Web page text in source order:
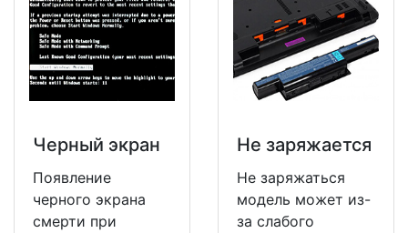
Черный экран
Появление
черного экрана
смерти при
Не заряжается
Не заряжаться
модель может из-
за слабого